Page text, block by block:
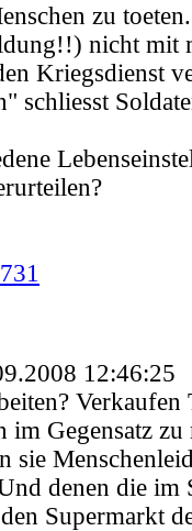
zu
nicht mit
Kriegsdienst
schliesst
12:46:25
Verkaufen
im Gegensatz
sie
denen die im
Supermarkt